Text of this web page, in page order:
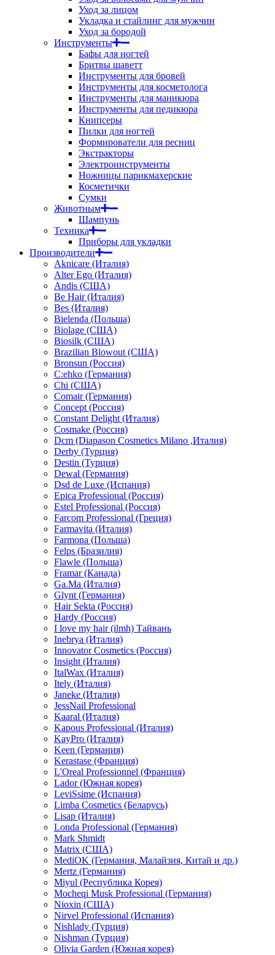
Уход за лицом
Укладка и стайлинг для мужчин
Уход за бородой
Инструменты
Бафы для ногтей
Бритвы шаветт
Инструменты для бровей
Инструменты для косметолога
Инструменты для маникюра
Инструменты для педикюра
Книпсеры
Пилки для ногтей
Формирователи для ресниц
Экстракторы
Электроинструменты
Ножницы парикмахерские
Косметички
Сумки
Животным
Шампунь
Техника
Приборы для укладки
Производители
Aknicare (Италия)
Alter Ego (Италия)
Andis (США)
Be Hair (Италия)
Bes (Италия)
Bielenda (Польша)
Biolage (США)
Biosilk (США)
Brazilian Blowout (США)
Bronsun (Россия)
C:ehko (Германия)
Chi (США)
Comair (Германия)
Concept (Россия)
Constant Delight (Италия)
Cosmake (Россия)
Dcm (Diapason Cosmetics Milano ,Италия)
Derby (Турция)
Destin (Турция)
Dewal (Германия)
Dsd de Luxe (Испания)
Epica Professional (Россия)
Estel Professional (Россия)
Farcom Professional (Греция)
Farmavita (Италия)
Farmona (Польша)
Felps (Бразилия)
Flawle (Польша)
Framar (Канада)
Ga.Ma (Италия)
Glynt (Германия)
Hair Sekta (Россия)
Hardy (Россия)
I love my hair (ilmh) Тайвань
Inebrya (Италия)
Innovator Cosmetics (Россия)
Insight (Италия)
ItalWax (Италия)
Itely (Италия)
Janeke (Италия)
JessNail Professional
Kaaral (Италия)
Kapous Professional (Италия)
KayPro (Италия)
Keen (Германия)
Kerastase (Франция)
L'Oreal Professionnel (Франция)
Lador (Южная корея)
LeviSsime (Испания)
Limba Cosmetics (Беларусь)
Lisap (Италия)
Londa Professional (Германия)
Mark Shmidt
Matrix (США)
MediOK (Германия, Малайзия, Китай и др.)
Mertz (Германия)
Miyul (Республика Корея)
Mocheqi Musk Professional (Германия)
Nioxin (США)
Nirvel Professional (Испания)
Nishlady (Турция)
Nishman (Турция)
Olivia Garden (Южная корея)